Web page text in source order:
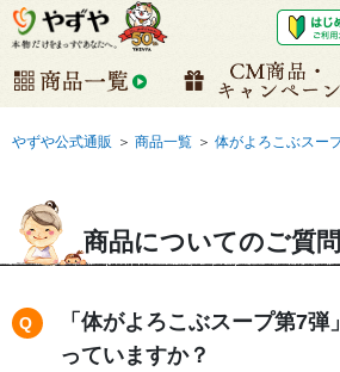
やずや公式通販 ＞ 商品一覧 ＞ 体がよろこぶスー
商品についてのご質問
「体がよろこぶスープ第7
っていますか？